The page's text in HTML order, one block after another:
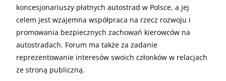
koncesjonariuszy płatnych autostrad w Polsce, a jej
celem jest wzajemna współpraca na rzecz rozwoju i
promowania bezpiecznych zachowań kierowców na
autostradach. Forum ma także za zadanie
reprezentowanie interesów swoich członków w relacjach
ze stroną publiczną.